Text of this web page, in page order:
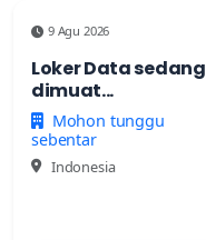
9 Agu 2026
Loker Data sedang
dimuat...
Mohon tunggu
sebentar
Indonesia